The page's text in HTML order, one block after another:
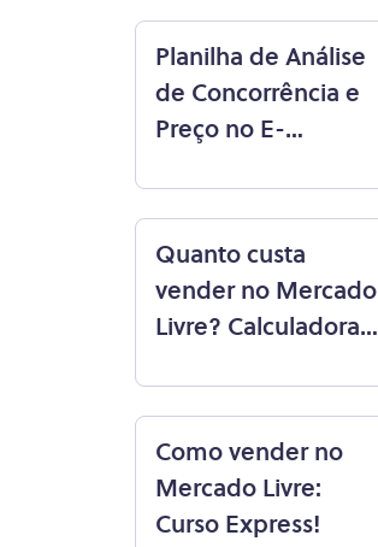
Planilha de Análise
de Concorrência e
Preço no E-
Quanto custa
vender no Mercado
Livre? Calculadora
Como vender no
Mercado Livre:
Curso Express!